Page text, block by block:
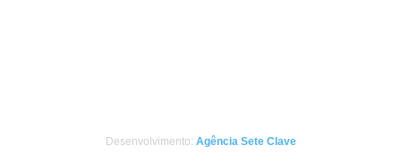
Desenvolvimento: Agência Sete Clave